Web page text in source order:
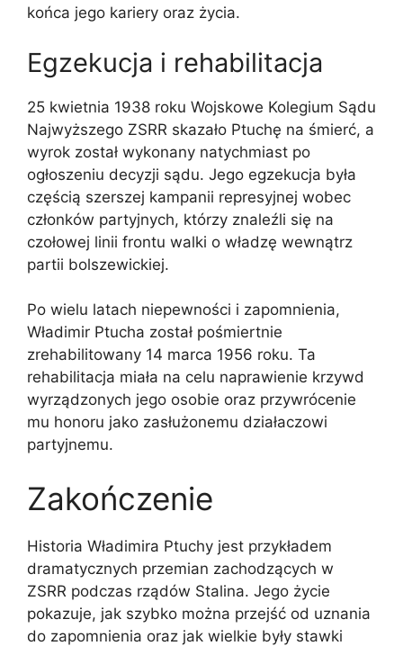
końca jego kariery oraz życia.
Egzekucja i rehabilitacja
25 kwietnia 1938 roku Wojskowe Kolegium Sądu
Najwyższego ZSRR skazało Ptuchę na śmierć, a
wyrok został wykonany natychmiast po
ogłoszeniu decyzji sądu. Jego egzekucja była
częścią szerszej kampanii represyjnej wobec
członków partyjnych, którzy znaleźli się na
czołowej linii frontu walki o władzę wewnątrz
partii bolszewickiej.
Po wielu latach niepewności i zapomnienia,
Władimir Ptucha został pośmiertnie
zrehabilitowany 14 marca 1956 roku. Ta
rehabilitacja miała na celu naprawienie krzywd
wyrządzonych jego osobie oraz przywrócenie
mu honoru jako zasłużonemu działaczowi
partyjnemu.
Zakończenie
Historia Władimira Ptuchy jest przykładem
dramatycznych przemian zachodzących w
ZSRR podczas rządów Stalina. Jego życie
pokazuje, jak szybko można przejść od uznania
do zapomnienia oraz jak wielkie były stawki